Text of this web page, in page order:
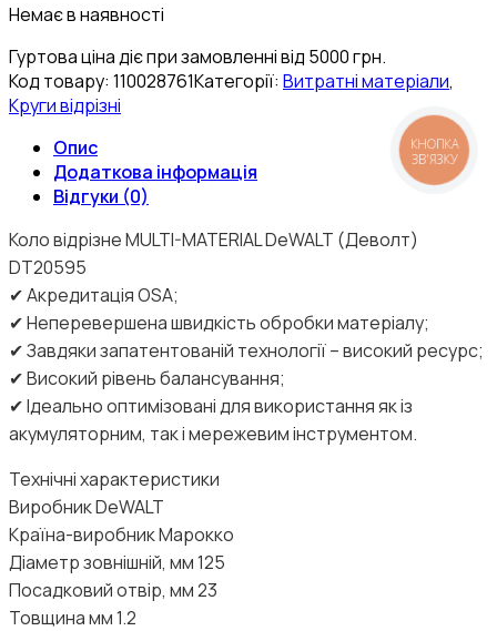
Немає в наявності
Гуртова ціна діє при замовленні від 5000 грн.
Код товару: 110028761Категорії: Витратні матеріали,
Круги відрізні
Опис
Додаткова інформація
Відгуки (0)
Коло відрізне MULTI-MATERIAL DeWALT (Деволт)
DT20595
✔ Акредитація OSA;
✔ Неперевершена швидкість обробки матеріалу;
✔ Завдяки запатентованій технології – високий ресурс;
✔ Високий рівень балансування;
✔ Ідеально оптимізовані для використання як із
акумуляторним, так і мережевим інструментом.
Технічні характеристики
Виробник DeWALT
Країна-виробник Марокко
Діаметр зовнішній, мм 125
Посадковий отвір, мм 23
Товщина мм 1.2
КНОПКА
ЗВ'ЯЗКУ